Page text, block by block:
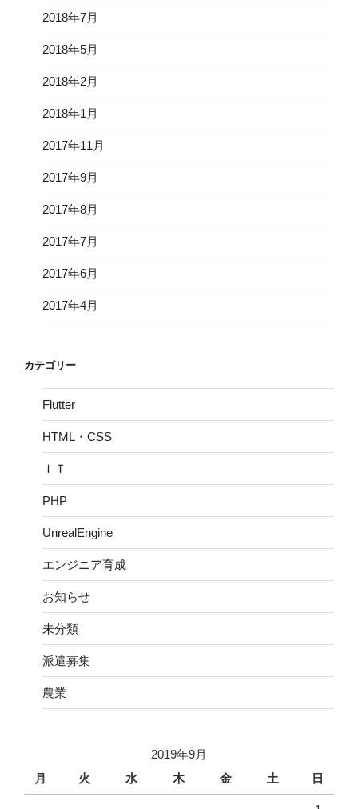
2018年7月
2018年5月
2018年2月
2018年1月
2017年11月
2017年9月
2017年8月
2017年7月
2017年6月
2017年4月
カテゴリー
Flutter
HTML・CSS
ＩＴ
PHP
UnrealEngine
エンジニア育成
お知らせ
未分類
派遣募集
農業
2019年9月
月
火 水 木 金 土 日